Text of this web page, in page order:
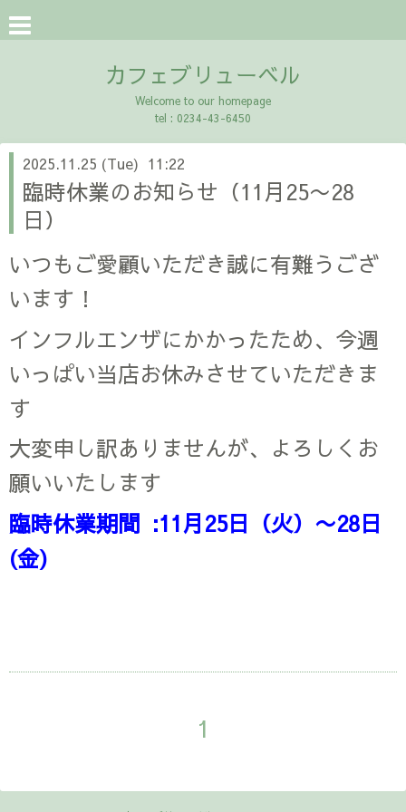
カフェブリューベル
Welcome to our homepage
tel : 0234-43-6450
2025.11.25 (Tue) 11:22
臨時休業のお知らせ（11月25〜28
日）
いつもご愛顧いただき誠に有難うござ
います！
インフルエンザにかかったため、今週
いっぱい当店お休みさせていただきま
す
大変申し訳ありませんが、よろしくお
願いいたします
臨時休業期間 :11月25日（火）〜28日
(金)
1